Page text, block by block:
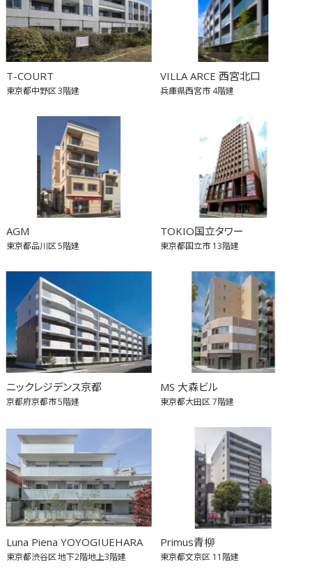
T-COURT
東京都中野区3階建
VILLA ARCE 西宮北口
兵庫県西宮市 4階建
AGM
東京都品川区5階建
TOKIO国立タワー
東京都国立市 13階建
ニックレジデンス京都
京都府京都市5階建
MS 大森ビル
東京都大田区7階建
Luna Piena YOYOGIUEHARA
東京都渋谷区地下2階地上3階建
Primus青柳
東京都文京区 11階建